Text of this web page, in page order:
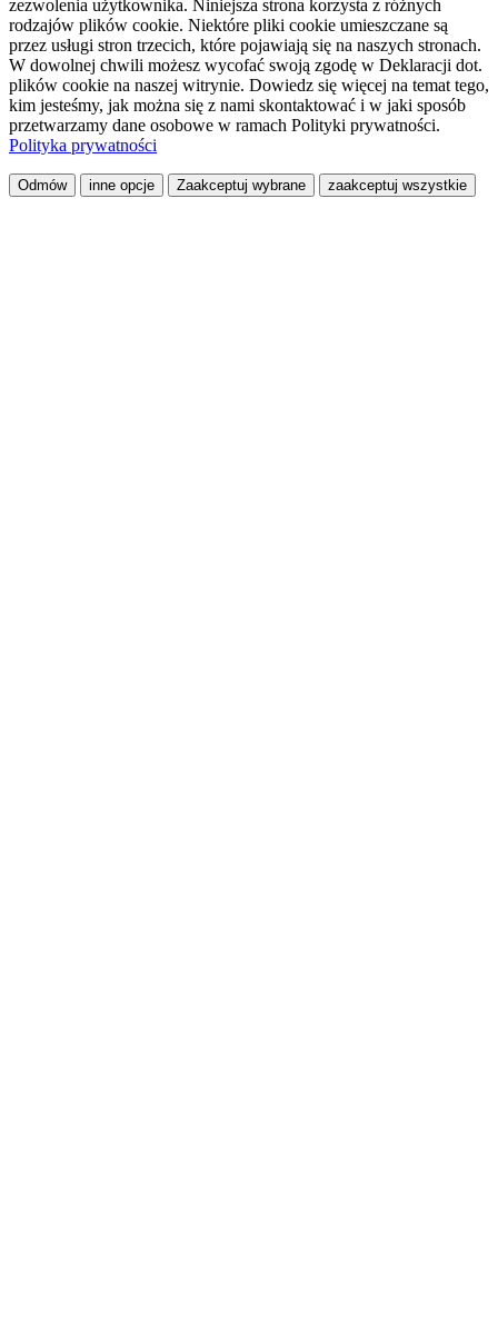
zezwolenia użytkownika. Niniejsza strona korzysta z różnych
rodzajów plików cookie. Niektóre pliki cookie umieszczane są
przez usługi stron trzecich, które pojawiają się na naszych stronach.
W dowolnej chwili możesz wycofać swoją zgodę w Deklaracji dot.
plików cookie na naszej witrynie. Dowiedz się więcej na temat tego,
kim jesteśmy, jak można się z nami skontaktować i w jaki sposób
przetwarzamy dane osobowe w ramach Polityki prywatności.
Polityka prywatności
Odmów inne opcje Zaakceptuj wybrane zaakceptuj wszystkie